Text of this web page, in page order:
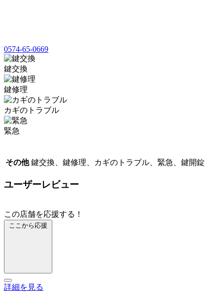
0574-65-0669
鍵交換
鍵修理
カギのトラブル
緊急
その他 鍵交換、鍵修理、カギのトラブル、緊急、鍵開錠
ユーザーレビュー
この店舗を応援する！
ここから応援
詳細を見る